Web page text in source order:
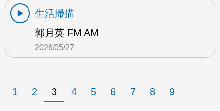
生活掃描
郭月英 FM AM
2026/05/27
1 2 3 4 5 6 7 8 9